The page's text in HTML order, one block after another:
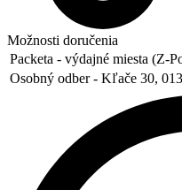
Možnosti doručenia
Packeta - výdajné miesta (Z-
Osobný odber - Kľače 30,